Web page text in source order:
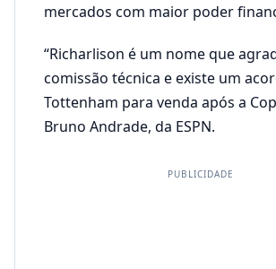
mercados com maior poder
“Richarlison é um nome que
comissão técnica e existe um
Tottenham para venda após a
Bruno Andrade, da ESPN.
PUBLICIDADE